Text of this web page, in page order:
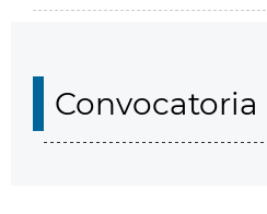
Convocatoria